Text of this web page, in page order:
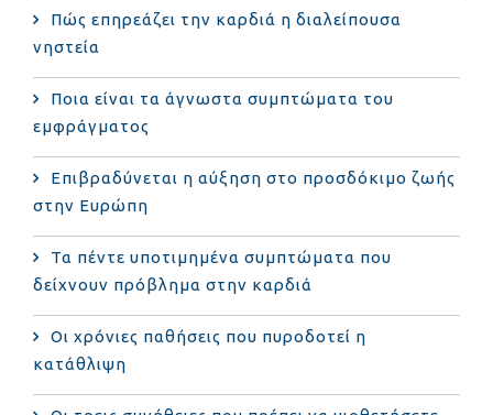
Πώς επηρεάζει την καρδιά η διαλείπουσα
νηστεία
Ποια είναι τα άγνωστα συμπτώματα του
εμφράγματος
Επιβραδύνεται η αύξηση στο προσδόκιμο ζωής
στην Ευρώπη
Τα πέντε υποτιμημένα συμπτώματα που
δείχνουν πρόβλημα στην καρδιά
Οι χρόνιες παθήσεις που πυροδοτεί η
κατάθλιψη